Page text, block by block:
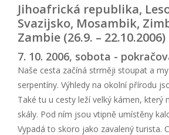
Jihoafrická republika,
Svazijsko, Mosambik,
Zambie (26.9. – 22.10.2006)
7. 10. 2006, sobota -
Naše cesta začíná strměji stoupat a
serpentíny. Výhledy na okolní přírodu
Také tu u cesty leží velký kámen, který
skály. Pod ním jsou vtipně umístěny
Vypadá to skoro jako zavalený turista.